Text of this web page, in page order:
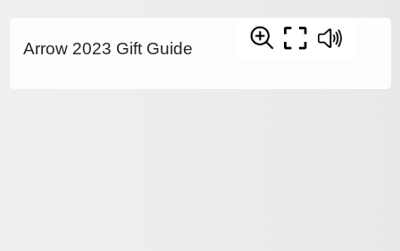
Arrow 2023 Gift Guide